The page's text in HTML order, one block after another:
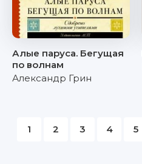
Алые паруса. Бегущая
по волнам
Александр Грин
1 2 3 4 5